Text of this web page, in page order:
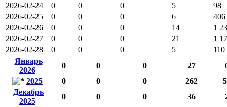
2026-02-24
0 0 0 5
98
2026-02-25
0 0 0 6
406
2026-02-26
0 0 0 14
1
2026-02-27
0 0 0 21
1
2026-02-28
0 0 0 5
110
Январь
2026
0 0 0 27
2025
0 0 0 262
Декабрь
2025
0 0 0 36